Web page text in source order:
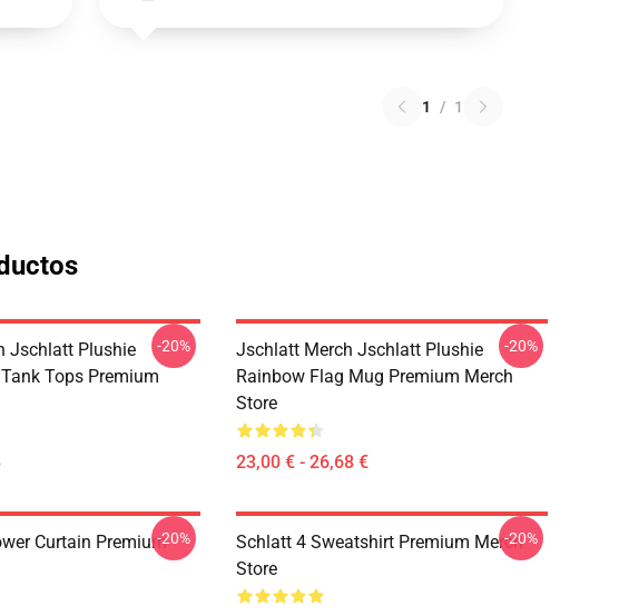
1 / 1
Jschlatt Plushie
Tops Premium
-20%
Jschlatt Merch Jschlatt Plushie
Rainbow Flag Mug Premium Merch
Store
23,00 € - 26,68 €
-20%
Curtain Premium-20%
Schlatt 4 Sweatshirt Premium Merch
Store
-20%